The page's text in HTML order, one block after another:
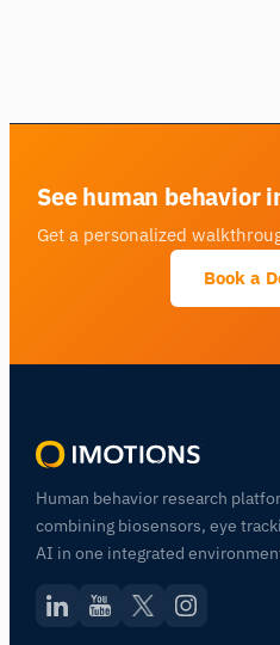
See human behavior
Get a personalized
Book a
Human behavior research
combining biosensors, eye
AI in one integrated